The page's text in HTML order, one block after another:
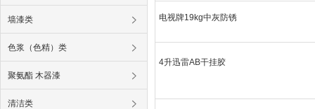
墙漆类
色浆（色精）类
聚氨酯 木器漆
清洁类
电视牌19kg中灰防锈
4升迅雷AB干挂胶